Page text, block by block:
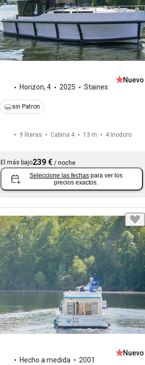
Horizon, 4 2025 Staines
Nuevo
sin Patron
9 literas Cabina 4 13 m 4 Inodoro
El más bajo239 € / noche
Seleccione las fechas para ver los
precios exactos.
Hecho a medida
2001
Nuevo